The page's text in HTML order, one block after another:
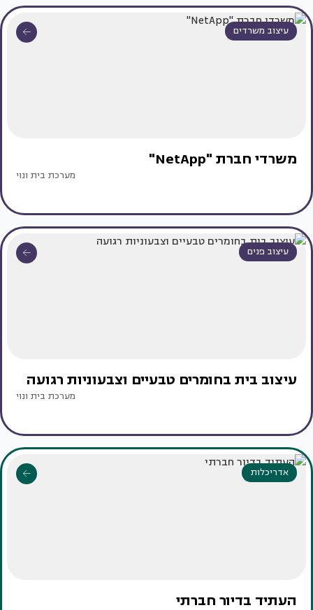
עיצוב משרדים
משרדי חברת "NetApp"
מערכת בית ונוי
עיצוב פנים
עיצוב בית בחומרים טבעיים וצבעוניות רגועה
מערכת בית ונוי
אדריכלות
העתיד בדיור חברתי